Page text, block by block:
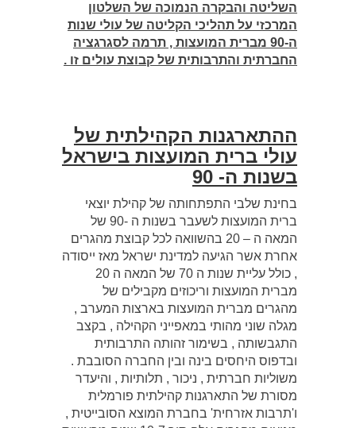
השליטה והבקרה הנמוכה של השלטון
המרכזי על תהליכי הקליטה של עולי שנות
ה-90 מברית המועצות , תרמה לסגרגציה
החברתית והתרבותית של קבוצת עולים זו .
ההתארגנות הקהילתית של
עולי ברית המועצות בישראל
בשנות ה- 90
בחינת שלבי התפתחותה של קהילת יוצאי
ברית המועצות לשעבר בשנות ה -90 של
המאה ה – 20 בהשוואה לכל קבוצת מהגרים
אחרת אשר הגיעה למדינת ישראל מאז ייסודה
, כולל עליית שנות ה 70 של המאה ה 20
מברית המועצות וריכוזים מקבילים של
מהגרים מברית המועצות בארצות המערב ,
מגלה שוני מהותי במאפייני הקהילה , בקצב
התגבשותה , בשימור זהותה התרבותית
ובדפוס היחסים בינה ובין החברה הסובבת .
משוליות חברתית , ניכור , תלותיות , והיעדר
מסורת של התארגנות קהילתית פורמלית
ו'תרבות אזרחית' בחברת המוצא הסובייטית ,